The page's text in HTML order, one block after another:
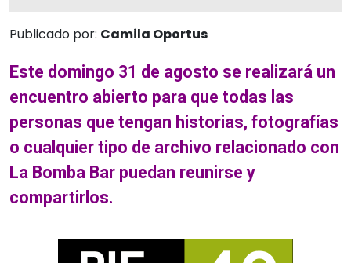
Publicado por: Camila Oportus
Este domingo 31 de agosto se realizará un
encuentro abierto para que todas las
personas que tengan historias, fotografías
o cualquier tipo de archivo relacionado con
La Bomba Bar puedan reunirse y
compartirlos.